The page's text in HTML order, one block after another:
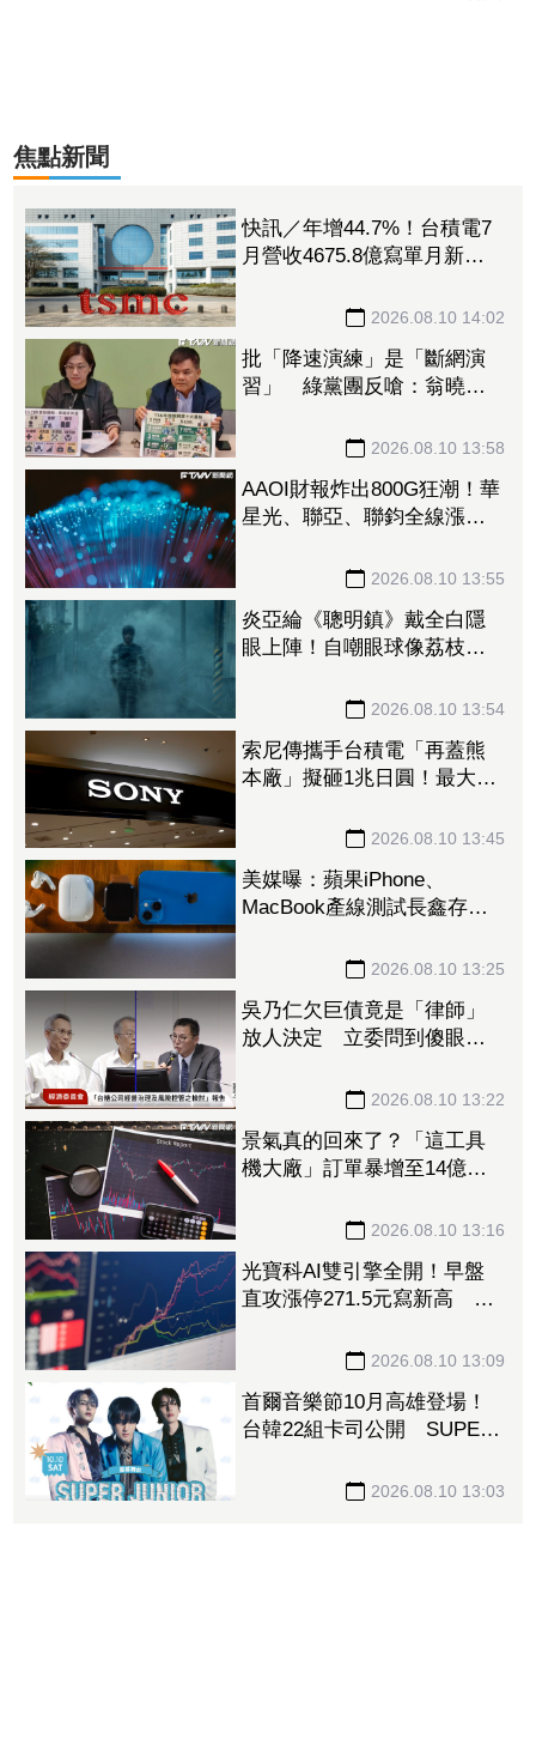
焦點新聞
快訊／年增44.7%！台積電7
月營收4675.8億寫單月新
2026.08.10 14:02
批「降速演練」是「斷網演
習」 綠黨團反嗆：翁曉玲
2026.08.10 13:58
AAOI財報炸出800G狂潮！華
星光、聯亞、聯鈞全線漲
2026.08.10 13:55
炎亞綸《聰明鎮》戴全白隱
眼上陣！自嘲眼球像荔枝
2026.08.10 13:54
索尼傳攜手台積電「再蓋熊
本廠」擬砸1兆日圓！最大股
2026.08.10 13:45
美媒曝：蘋果iPhone、
MacBook產線測試長鑫存儲
2026.08.10 13:25
吳乃仁欠巨債竟是「律師」
放人決定 立委問到傻眼：
2026.08.10 13:22
景氣真的回來了？「這工具
機大廠」訂單暴增至14億
到年底、EPS一次看2026.08.10 13:16
光寶科AI雙引擎全開！早盤
直攻漲停271.5元寫新高 高
2026.08.10 13:09
首爾音樂節10月高雄登場！
台韓22組卡司公開 SUPER
2026.08.10 13:03